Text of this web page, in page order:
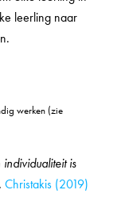
leerling naar
werken (zie
is
Christakis (2019)